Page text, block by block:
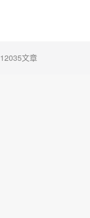
12035文章